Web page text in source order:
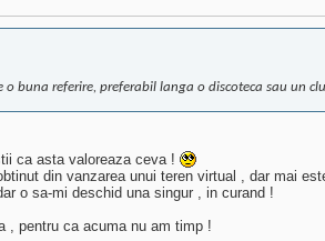
buna referire, preferabil langa o discoteca sau un
ca asta valoreaza ceva !
din vanzarea unui teren virtual , dar mai
o sa-mi deschid una singur , in curand !
, pentru ca acuma nu am timp !